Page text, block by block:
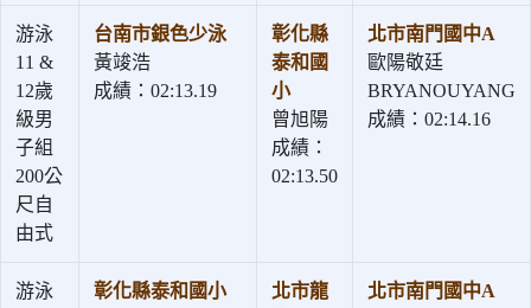
游泳
11 &
12歲
級男
子組
200公
尺自
由式
台南市銀色少泳
黃竣浩
成績：02:13.19
彰化縣
泰和國
小
曾旭陽
成績：
02:13.50
北市南門國中A
歐陽敬廷
BRYANOUYANG
成績：02:14.16
游泳
彰化縣泰和國小
北市龍
北市南門國中A